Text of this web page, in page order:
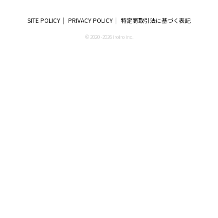
SITE POLICY PRIVACY POLICY 特定商取引法に基づく表記
© 2020 -2026 iroiro inc.